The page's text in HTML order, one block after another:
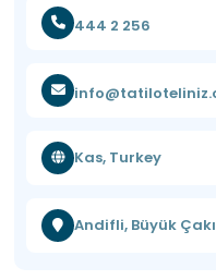
444 2 256
Kas, Turkey
Andifli, Büyük